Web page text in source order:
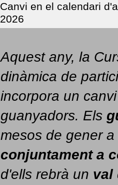
Canvi en el calendari
2026
Aquest any, la
dinàmica de
incorpora un
guanyadors. Els
conjuntament a
d'ells rebrà un val